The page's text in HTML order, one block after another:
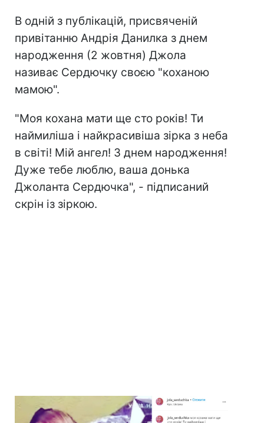
В одній з публікацій, присвяченій
привітанню Андрія Данилка з днем
народження (2 жовтня) Джола
називає Сердючку своєю "коханою
мамою".
"Моя кохана мати ще сто років! Ти
наймиліша і найкрасивіша зірка з неба
в світі! Мій ангел! З днем народження!
Дуже тебе люблю, ваша донька
Джоланта Сердючка", - підписаний
скрін із зіркою.